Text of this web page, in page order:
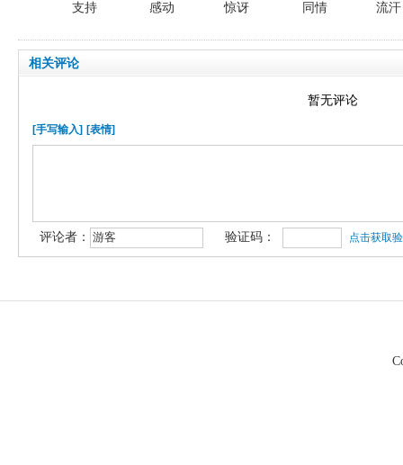
支持 感动 惊讶 同情 流汗
相关评论
暂无评论
[手写输入] [表情]
评论者： 验证码： 点击获取